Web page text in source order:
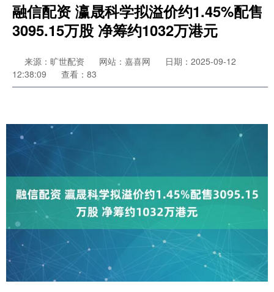
融信配资 瀛晟科学拟溢价约1.45%配售
3095.15万股 净筹约1032万港元
来源：旷世配资 网站：嘉喜网
日期：2025-09-12
12:38:09
查看：83